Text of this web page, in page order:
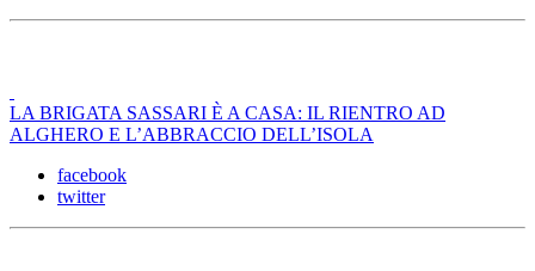
LA BRIGATA SASSARI È A CASA: IL RIENTRO AD
ALGHERO E L’ABBRACCIO DELL’ISOLA
facebook
twitter